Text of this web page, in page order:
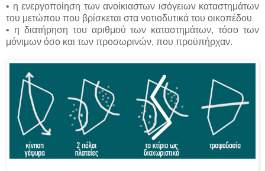
• η ενεργοποίηση των ανοίκιαστων ισόγειων καταστημάτων
του μετώπου που βρίσκεται στα νοτιοδυτικά του οικοπέδου
• η διατήρηση του αριθμού των καταστημάτων, τόσο των
μόνιμων όσο και των προσωρινών, που προϋπήρχαν.